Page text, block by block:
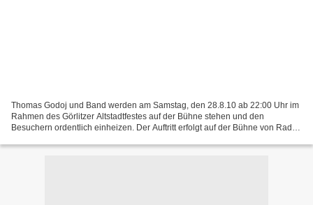
Thomas Godoj und Band werden am Samstag, den 28.8.10 ab 22:00 Uhr im
Rahmen des Görlitzer Altstadtfestes auf der Bühne stehen und den
Besuchern ordentlich einheizen. Der Auftritt erfolgt auf der Bühne von Radio